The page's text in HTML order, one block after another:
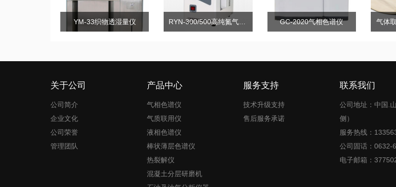
YM-33织物透湿量仪 RYN-300/500高纯氮气发生器 GC-2020气相色谱仪 气体
关于公司
公司简介
企业文化
公司荣誉
管理团队
产品中心
气相色谱仪
气质联用仪
液相色谱仪
棒状薄层色谱仪
热裂解仪
混凝土分层研磨机
服务支持
技术升级支持
售后服务承诺
联系我们
公司地址：中国.
侧）
服务热线：
公司固话：0632-
电子邮箱：